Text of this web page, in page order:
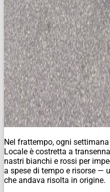
Nel frattempo, ogni
Locale è costretta a
nastri bianchi e rossi per
a spese di tempo e risorse —
che andava risolta in origine.